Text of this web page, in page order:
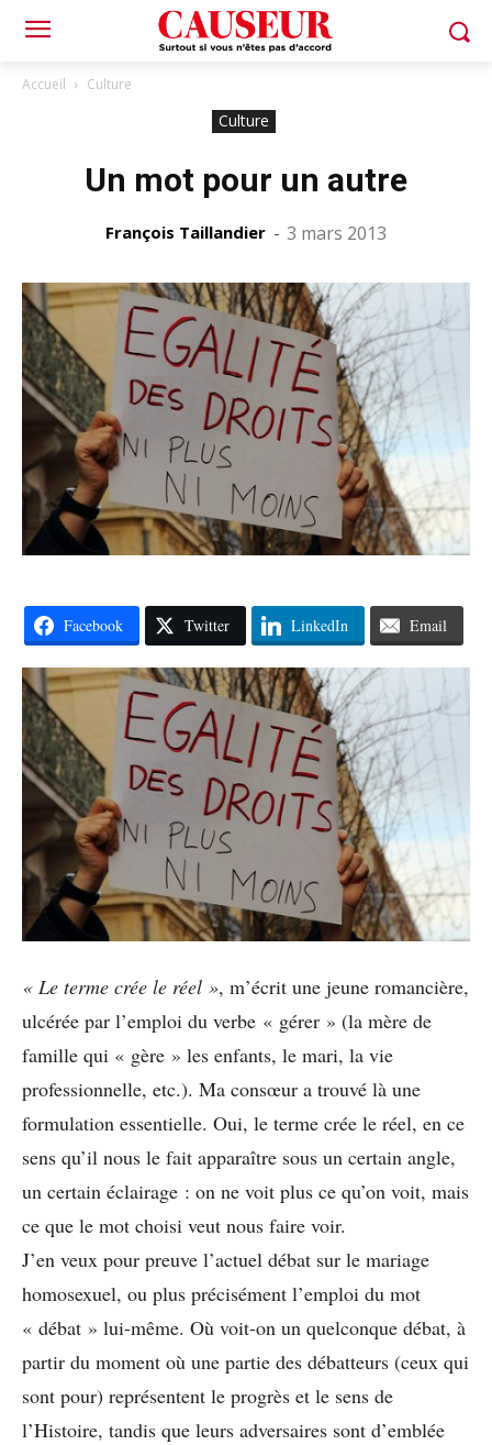
Accueil Culture
Culture
Un mot pour un autre
François Taillandier - 3 mars 2013
Facebook Twitter LinkedIn Email
« Le terme crée le réel », m’écrit une jeune romancière,
ulcérée par l’emploi du verbe « gérer » (la mère de
famille qui « gère » les enfants, le mari, la vie
professionnelle, etc.). Ma consœur a trouvé là une
formulation essentielle. Oui, le terme crée le réel, en ce
sens qu’il nous le fait apparaître sous un certain angle,
un certain éclairage : on ne voit plus ce qu’on voit, mais
ce que le mot choisi veut nous faire voir.
J’en veux pour preuve l’actuel débat sur le mariage
homosexuel, ou plus précisément l’emploi du mot
« débat » lui-même. Où voit-on un quelconque débat, à
partir du moment où une partie des débatteurs (ceux qui
sont pour) représentent le progrès et le sens de
l’Histoire, tandis que leurs adversaires sont d’emblée